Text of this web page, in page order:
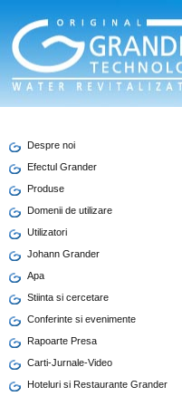
Despre noi
Efectul Grander
Produse
Domenii de utilizare
Utilizatori
Johann Grander
Apa
Stiinta si cercetare
Conferinte si evenimente
Rapoarte Presa
Carti-Jurnale-Video
Hoteluri si Restaurante Grander